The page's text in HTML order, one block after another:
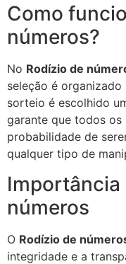
Como
números?
No Rodízio de
seleção é
sorteio é escolhido
garante que todos os
probabilidade de
qualquer tipo de
Importância
números
O Rodízio de
integridade e a